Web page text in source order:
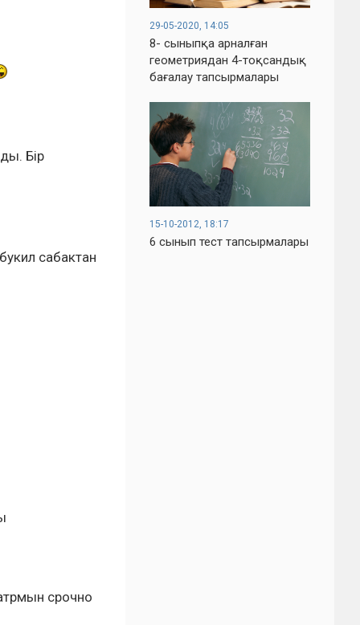
Бір
сабактан
срочно
29-05-2020, 14:05
8- сыныпқа арналған
геометриядан 4-тоқсандық
бағалау тапсырмалары
15-10-2012, 18:17
6 сынып тест тапсырмалары